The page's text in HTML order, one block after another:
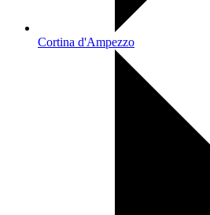
Cortina d'Ampezzo